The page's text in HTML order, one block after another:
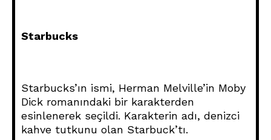
Starbucks
Starbucks’ın ismi, Herman Melville’in Moby
Dick romanındaki bir karakterden
esinlenerek seçildi. Karakterin adı, denizci
kahve tutkunu olan Starbuck’tı.